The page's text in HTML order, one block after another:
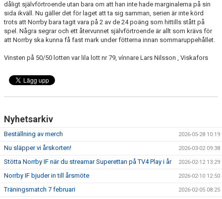
dåligt självförtroende utan bara om att han inte hade marginalerna på sin
sida ikväll. Nu gäller det för laget att ta sig samman, serien är inte körd
trots att Norrby bara tagit vara på 2 av de 24 poäng som hittills stått på
spel. Några segrar och ett återvunnet självförtroende är allt som krävs för
att Norrby ska kunna få fast mark under fötterna innan sommaruppehållet.
Vinsten på 50/50 lotten var lila lott nr 79, vínnare Lars Nilsson , Viskafors
Nyhetsarkiv
Beställning av merch 2026-05-28 10:19
Nu släpper vi årskorten! 2026-03-02 09:38
Stötta Norrby IF när du streamar Superettan på TV4 Play i år 2026-02-12 13:29
Norrby IF bjuder in till årsmöte 2026-02-10 12:50
Träningsmatch 7 februari 2026-02-05 08:25